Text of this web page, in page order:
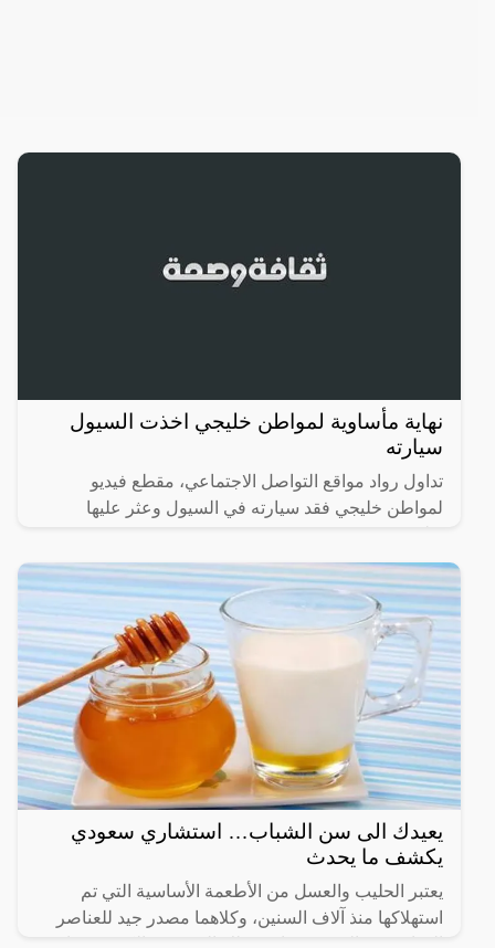
نهاية مأساوية لمواطن خليجي اخذت السيول
سيارته
تداول رواد مواقع التواصل الاجتماعي، مقطع فيديو
لمواطن خليجي فقد سيارته في السيول وعثر عليها
يعيدك الى سن الشباب… استشاري سعودي
يكشف ما يحدث
يعتبر الحليب والعسل من الأطعمة الأساسية التي تم
استهلاكها منذ آلاف السنين، وكلاهما مصدر جيد للعناصر